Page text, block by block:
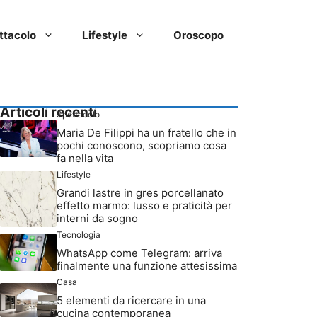
Lifestyle Oroscopo
Articoli recenti
Spettacolo
Maria De Filippi ha un fratello che in
pochi conoscono, scopriamo cosa
fa nella vita
Lifestyle
Grandi lastre in gres porcellanato
effetto marmo: lusso e praticità per
interni da sogno
Tecnologia
WhatsApp come Telegram: arriva
finalmente una funzione attesissima
Casa
5 elementi da ricercare in una
cucina contemporanea